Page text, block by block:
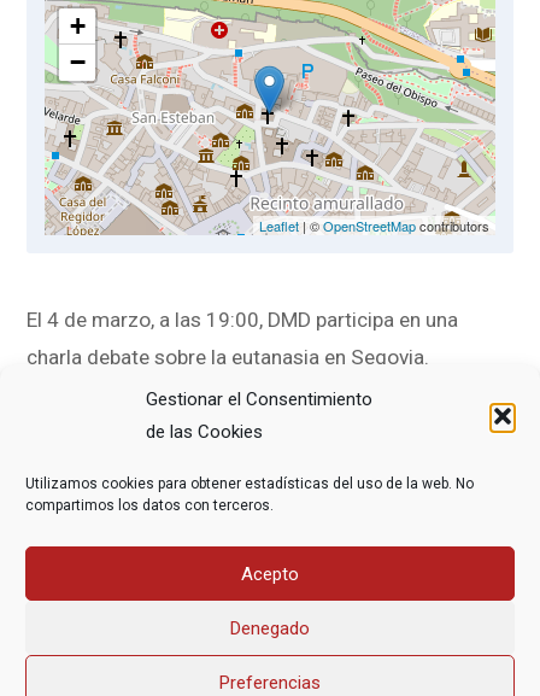
Gestionar el Consentimiento
de las Cookies
Utilizamos cookies para obtener estadísticas del uso de la web. No
compartimos los datos con terceros.
Acepto
Denegado
Preferencias
+
−
Leaflet| ©OpenStreetMapcontributors
El 4 de marzo, a las 19:00, DMD participa en una
charla debate sobre la eutanasia en Segovia.
Participan Fernando Sanz y Santiago Martín
Antón (médico y miembro de la Comisión de Garantía
La entrada es libre hasta completar aforo.